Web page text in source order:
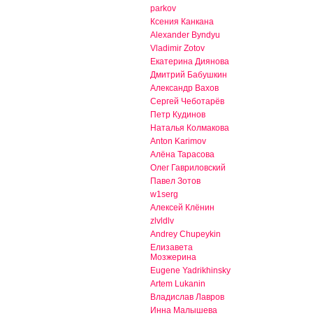
parkov
Ксения Канкана
Alexander Byndyu
Vladimir Zotov
Екатерина Диянова
Дмитрий Бабушкин
Александр Вахов
Сергей Чеботарёв
Петр Кудинов
Наталья Колмакова
Anton Karimov
Алёна Тарасова
Олег Гавриловский
Павел Зотов
w1serg
Алексей Клёнин
zlvldlv
Andrey Chupeykin
Елизавета
Мозжерина
Eugene Yadrikhinsky
Artem Lukanin
Владислав Лавров
Инна Малышева